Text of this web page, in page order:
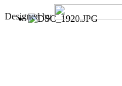
Designed by